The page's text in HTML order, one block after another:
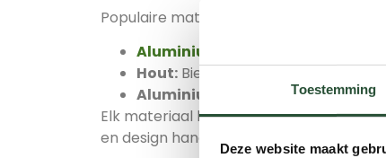
Toestemming
Deze website maakt
Populaire materialen voor bank
Aluminium
Lichtgewicht,
Hout: Biedt een warme, natuurlijke
Aluminium/hout combinatie:
Elk materiaal heeft zijn eigen
en design hand in hand gaan.